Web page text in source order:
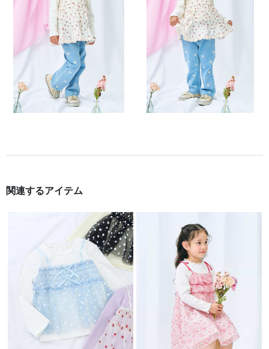
関連するアイテム